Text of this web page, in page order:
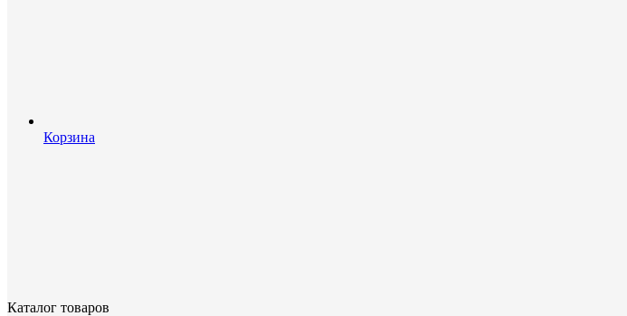
Корзина
Каталог товаров